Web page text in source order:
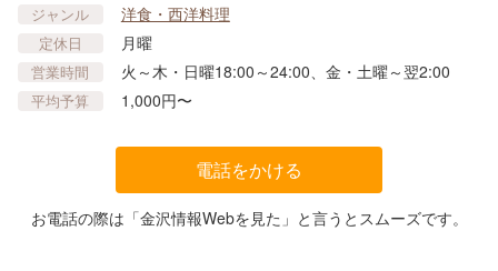
ジャンル 洋食・西洋料理
定休日 月曜
営業時間 火～木・日曜18:00～24:00、金・土曜～翌2:00
平均予算 1,000円〜
電話をかける
お電話の際は「金沢情報Webを見た」と言うとスムーズです。